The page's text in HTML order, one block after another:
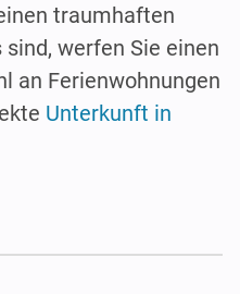
traumhaften
werfen Sie einen
an Ferienwohnungen
Unterkunft in